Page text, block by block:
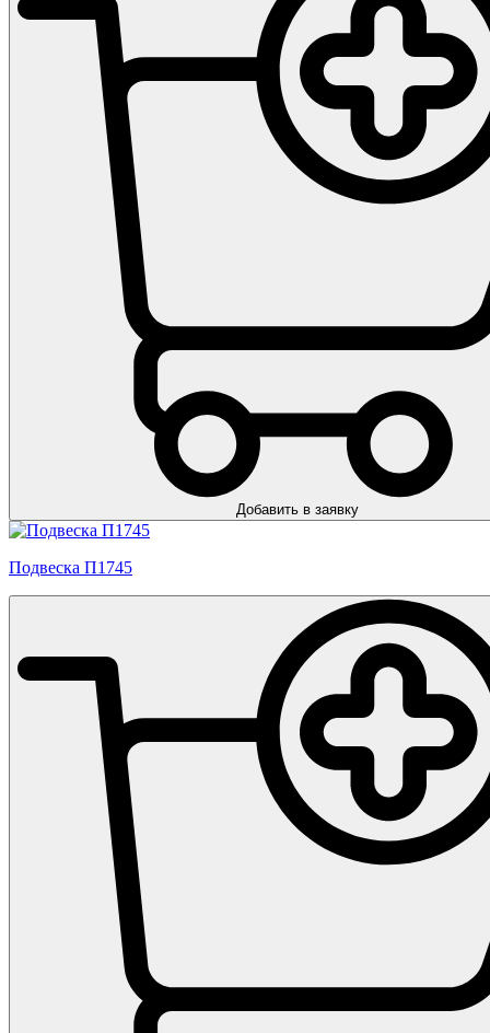
Добавить в заявку
Подвеска П1745